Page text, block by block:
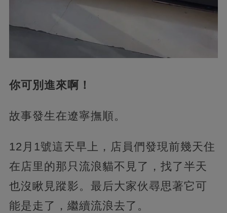
你可別進來啊！
故事發生在遼寧撫順。
12月1號這天早上，店員們發現前幾天住
在店里的那只流浪貓不見了，找了半天
也沒瞅見蹤影。最后大家伙尋思著它可
能是走了，繼續流浪去了。